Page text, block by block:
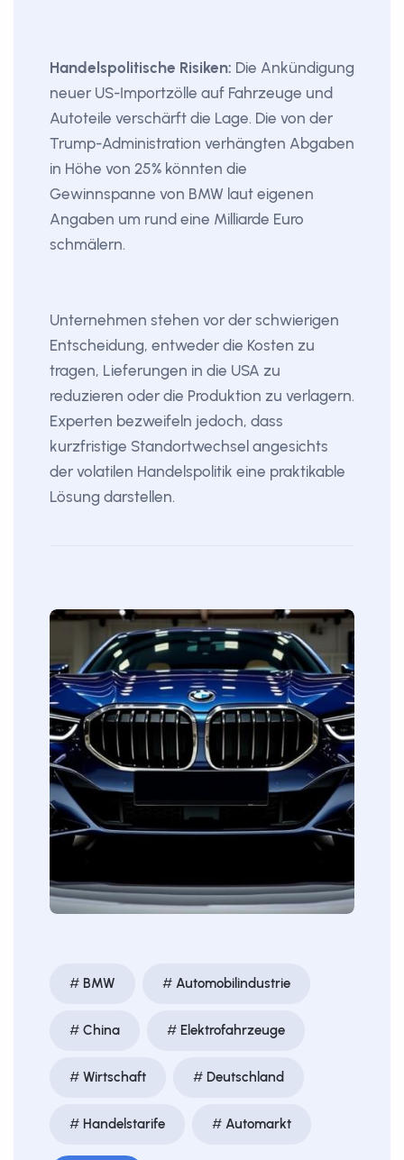
Handelspolitische Risiken: Die Ankündigung
neuer US-Importzölle auf Fahrzeuge und
Autoteile verschärft die Lage. Die von der
Trump-Administration verhängten Abgaben
in Höhe von 25% könnten die
Gewinnspanne von BMW laut eigenen
Angaben um rund eine Milliarde Euro
schmälern.
Unternehmen stehen vor der schwierigen
Entscheidung, entweder die Kosten zu
tragen, Lieferungen in die USA zu
reduzieren oder die Produktion zu verlagern.
Experten bezweifeln jedoch, dass
kurzfristige Standortwechsel angesichts
der volatilen Handelspolitik eine praktikable
Lösung darstellen.
BMW Automobilindustrie
China Elektrofahrzeuge
Wirtschaft Deutschland
Handelstarife Automarkt